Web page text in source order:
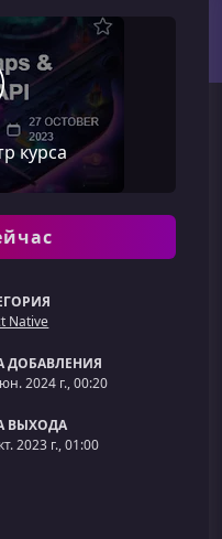
курса
Native
ДОБАВЛЕНИЯ
2024 г., 00:20
ВЫХОДА
2023 г., 01:00